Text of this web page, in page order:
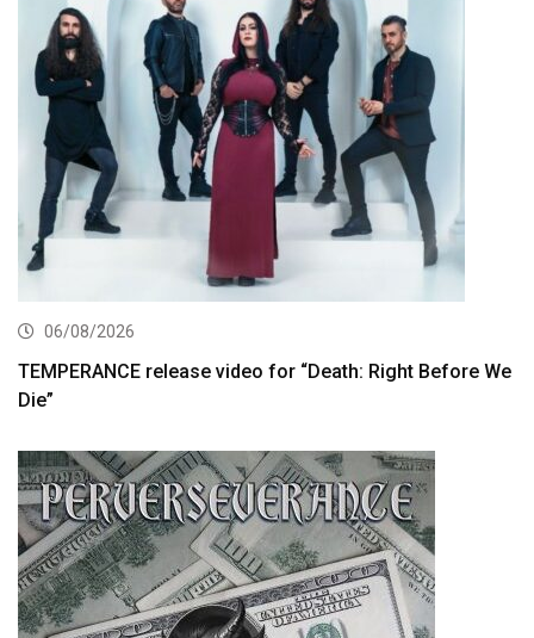
06/08/2026
TEMPERANCE release video for “Death: Right Before We
Die”